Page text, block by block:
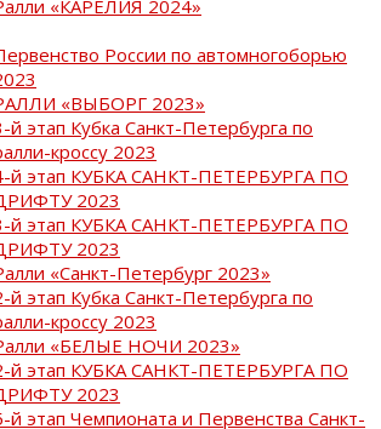
«КАРЕЛИЯ 2024»
России по автомногоборью
«ВЫБОРГ 2023»
й этап Кубка Санкт-Петербурга по
кроссу 2023
й этап КУБКА САНКТ-ПЕТЕРБУРГА ПО
2023
й этап КУБКА САНКТ-ПЕТЕРБУРГА ПО
2023
«Санкт-Петербург 2023»
й этап Кубка Санкт-Петербурга по
кроссу 2023
«БЕЛЫЕ НОЧИ 2023»
й этап КУБКА САНКТ-ПЕТЕРБУРГА ПО
2023
й этап Чемпионата и Первенства Санкт-